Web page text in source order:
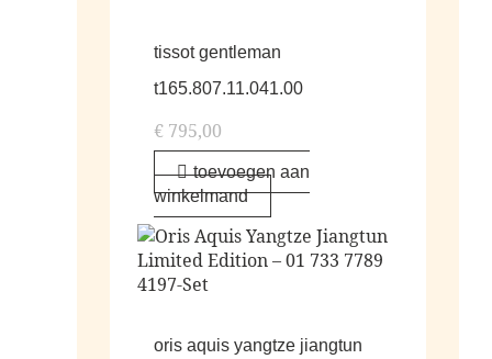
tissot gentleman
t165.807.11.041.00
€ 795,00
toevoegen aan
winkelmand
oris aquis yangtze jiangtun